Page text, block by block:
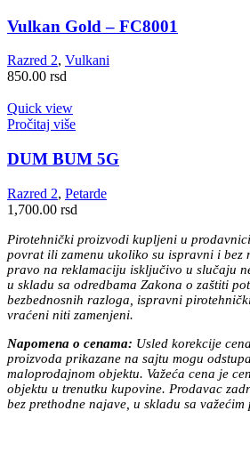
Vulkan Gold – FC8001
Razred 2, Vulkani
850.00 rsd
Quick view
Pročitaj više
DUM BUM 5G
Razred 2, Petarde
1,700.00 rsd
Pirotehnički proizvodi kupljeni u
povrat ili zamenu ukoliko su ispravni i bez
pravo na reklamaciju isključivo u slučaju
u skladu sa odredbama Zakona o zaštiti
bezbednosnih razloga, ispravni
vraćeni niti zamenjeni.
Napomena o cenama: Usled korekcije
proizvoda prikazane na sajtu mogu
maloprodajnom objektu. Važeća cena je
objektu u trenutku kupovine. Prodavac
bez prethodne najave, u skladu sa važećim